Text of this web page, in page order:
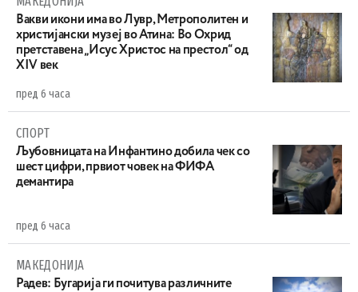
Вакви икони има во Лувр, Метрополитен и
христијански музеј во Атина: Во Охрид
претставена „Исус Христос на престол“ од
XIV век
пред 6 часа
СПОРТ
Љубовницата на Инфантино добила чек со
шест цифри, првиот човек на ФИФА
демантира
пред 6 часа
МАКЕДОНИЈА
Радев: Бугарија ги почитува различните